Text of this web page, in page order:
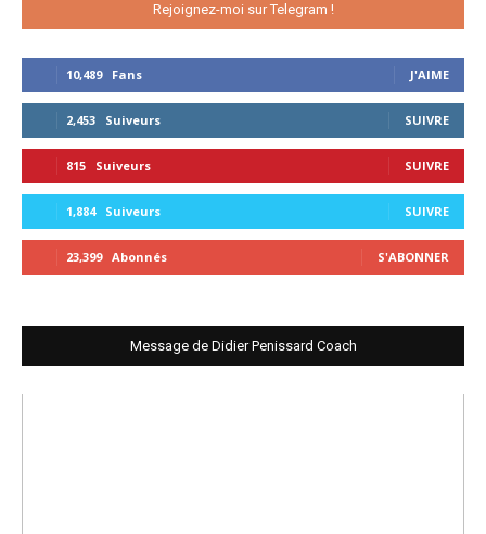
Rejoignez-moi sur Telegram !
10,489 Fans J'AIME
2,453 Suiveurs SUIVRE
815 Suiveurs SUIVRE
1,884 Suiveurs SUIVRE
23,399 Abonnés S'ABONNER
Message de Didier Penissard Coach